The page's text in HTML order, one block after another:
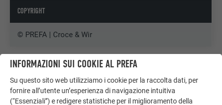
COPYRIGHT
© PREFA | Croce & Wir
INFORMAZIONI SUI COOKIE AL PREFA
Su questo sito web utilizziamo i cookie per la raccolta dati, per
fornire all’utente un’esperienza di navigazione intuitiva
(“Essenziali”) e redigere statistiche per il miglioramento della